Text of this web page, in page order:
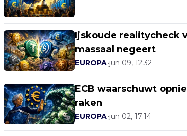
Ijskoude realitycheck
massaal negeert
EUROPA•jun 09, 12:32
ECB waarschuwt
raken
EUROPA•jun 02, 17:14